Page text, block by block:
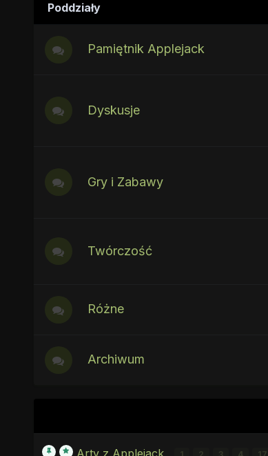
Poddziały
Pamiętnik Applejack
Dyskusje
Gry i Zabawy
Twórczość
Różne
Archiwum
Arty z Applejack